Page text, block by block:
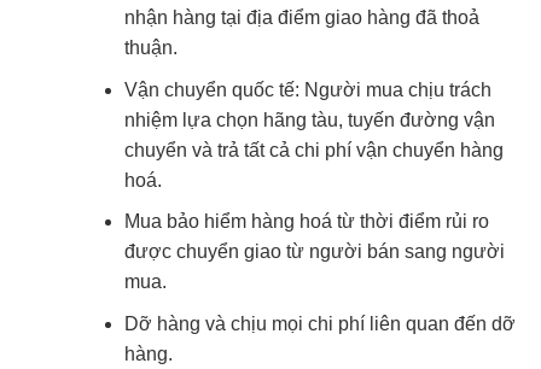
nhận hàng tại địa điểm giao hàng đã thoả
thuận.
Vận chuyển quốc tế: Người mua chịu trách
nhiệm lựa chọn hãng tàu, tuyến đường vận
chuyển và trả tất cả chi phí vận chuyển hàng
hoá.
Mua bảo hiểm hàng hoá từ thời điểm rủi ro
được chuyển giao từ người bán sang người
mua.
Dỡ hàng và chịu mọi chi phí liên quan đến dỡ
hàng.